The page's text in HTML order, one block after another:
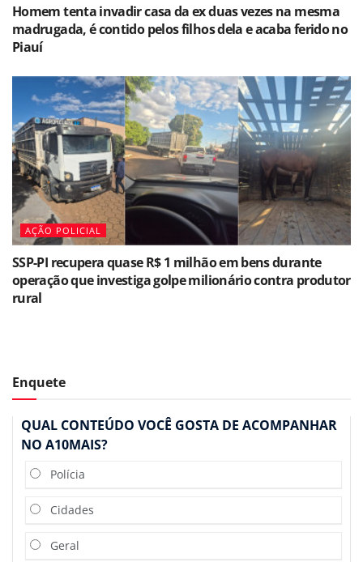
Homem tenta invadir casa da ex duas vezes na mesma
madrugada, é contido pelos filhos dela e acaba ferido no
Piauí
AÇÃO POLICIAL
SSP-PI recupera quase R$ 1 milhão em bens durante
operação que investiga golpe milionário contra produtor
rural
Enquete
QUAL CONTEÚDO VOCÊ GOSTA DE ACOMPANHAR
NO A10MAIS?
Polícia
Cidades
Geral